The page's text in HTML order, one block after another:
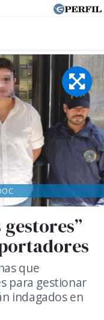
gestores”
que
para gestionar
indagados en